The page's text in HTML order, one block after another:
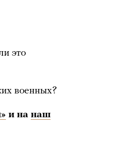
это
военных?
и на наш